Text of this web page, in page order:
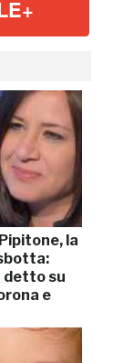
la
detto su
e